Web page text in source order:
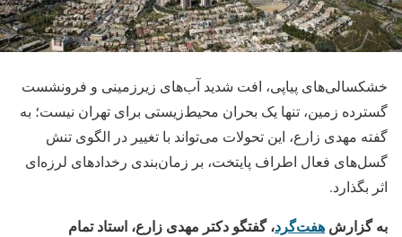
خشکسالی‌های پیاپی، افت شدید آب‌های زیرزمینی و فرونشست
گسترده زمین، تنها یک بحران محیط‌زیستی برای تهران نیست؛ به
گفته مهدی زارع، این تحولات می‌تواند با تغییر در الگوی تنش
گسل‌های فعال اطراف پایتخت، بر زمان‌بندی رخدادهای لرزه‌ای
اثر بگذارد.
به گزارش هفت‌گرد، گفتگو دکتر مهدی زارع، استاد تمام